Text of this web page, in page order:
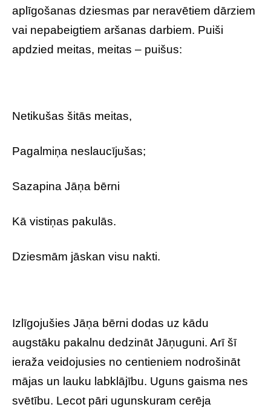
aplīgošanas dziesmas par neravētiem dārziem
vai nepabeigtiem aršanas darbiem. Puiši
apdzied meitas, meitas – puišus:
Netikušas šitās meitas,
Pagalmiņa neslaucījušas;
Sazapina Jāņa bērni
Kā vistiņas pakulās.
Dziesmām jāskan visu nakti.
Izlīgojušies Jāņa bērni dodas uz kādu
augstāku pakalnu dedzināt Jāņuguni. Arī šī
ieraža veidojusies no centieniem nodrošināt
mājas un lauku labklājību. Uguns gaisma nes
svētību. Lecot pāri ugunskuram cerēja